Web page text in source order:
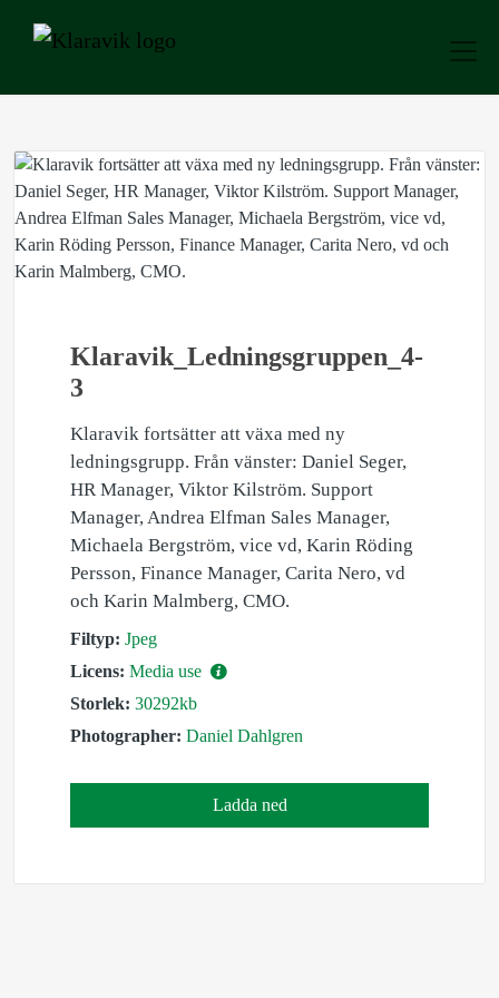
Klaravik_Ledningsgruppen_4-
3
Klaravik fortsätter att växa med ny
ledningsgrupp. Från vänster: Daniel Seger,
HR Manager, Viktor Kilström. Support
Manager, Andrea Elfman Sales Manager,
Michaela Bergström, vice vd, Karin Röding
Persson, Finance Manager, Carita Nero, vd
och Karin Malmberg, CMO.
Filtyp: Jpeg
Licens: Media use
Storlek: 30292kb
Photographer: Daniel Dahlgren
Ladda ned